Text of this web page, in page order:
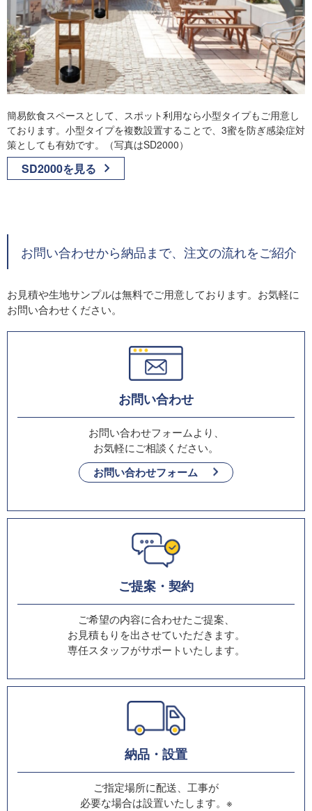
簡易飲食スペースとして、スポット利用なら小型タイプもご用意し
ております。小型タイプを複数設置することで、3蜜を防ぎ感染症対
策としても有効です。（写真はSD2000）
SD2000を見る
お問い合わせから納品まで、注文の流れをご紹介
お見積や生地サンプルは無料でご用意しております。お気軽に
お問い合わせください。
お問い合わせ
お問い合わせフォームより、
お気軽にご相談ください。
お問い合わせフォーム
ご提案・契約
ご希望の内容に合わせたご提案、
お見積もりを出させていただきます。
専任スタッフがサポートいたします。
納品・設置
ご指定場所に配送、工事が
必要な場合は設置いたします。※